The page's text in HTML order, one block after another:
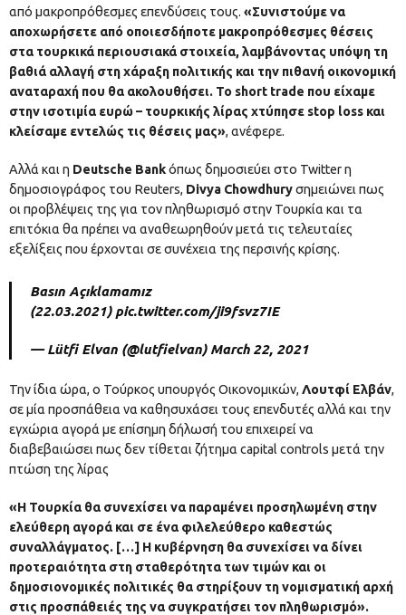
από μακροπρόθεσμες επενδύσεις τους. «Συνιστούμε να
αποχωρήσετε από οποιεσδήποτε μακροπρόθεσμες θέσεις
στα τουρκικά περιουσιακά στοιχεία, λαμβάνοντας υπόψη τη
βαθιά αλλαγή στη χάραξη πολιτικής και την πιθανή οικονομική
αναταραχή που θα ακολουθήσει. Το short trade που είχαμε
στην ισοτιμία ευρώ – τουρκικής λίρας χτύπησε stop loss και
κλείσαμε εντελώς τις θέσεις μας», ανέφερε.
Αλλά και η Deutsche Bankόπως δημοσιεύει στο Twitter η
δημοσιογράφος του Reuters, Divya Chowdhuryσημειώνει πως
οι προβλέψεις της για τον πληθωρισμό στην Τουρκία και τα
επιτόκια θα πρέπει να αναθεωρηθούν μετά τις τελευταίες
εξελίξεις που έρχονται σε συνέχεια της περσινής κρίσης.
Basın Açıklamamız
(22.03.2021) pic.twitter.com/ji9fsvz7IE
— Lütfi Elvan (@lutfielvan) March 22, 2021
Την ίδια ώρα, ο Τούρκος υπουργός Οικονομικών, Λουτφί Ελβάν,
σε μία προσπάθεια να καθησυχάσει τους επενδυτές αλλά και την
εγχώρια αγορά με επίσημη δήλωσή του επιχειρεί να
διαβεβαιώσει πως δεν τίθεται ζήτημα capital controls μετά την
πτώση της λίρας
«Η Τουρκία θα συνεχίσει να παραμένει προσηλωμένη στην
ελεύθερη αγορά και σε ένα φιλελεύθερο καθεστώς
συναλλάγματος. […] Η κυβέρνηση θα συνεχίσει να δίνει
προτεραιότητα στη σταθερότητα των τιμών και οι
δημοσιονομικές πολιτικές θα στηρίξουν τη νομισματική αρχή
στις προσπάθειές της να συγκρατήσει τον πληθωρισμό».